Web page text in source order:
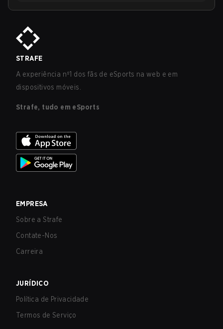
STRAFE
A experiência nº1 dos fãs de eSports na web e em
dispositivos móveis.
Strafe, tudo em eSports
EMPRESA
Sobre a Strafe
Contate-Nos
Carreira
JURÍDICO
Política de Privacidade
Termos de Serviço